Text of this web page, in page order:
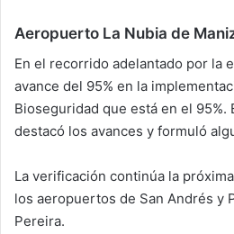
Aeropuerto La Nubia de
En el recorrido adelantado por la
avance del 95% en la
Bioseguridad que está en el 95%.
destacó los avances y formuló
La verificación continúa la
los aeropuertos de San Andrés y
Pereira.